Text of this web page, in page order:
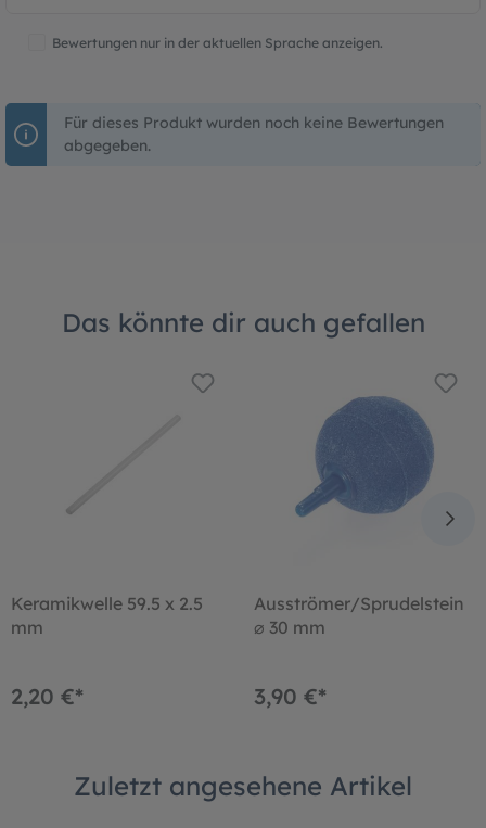
Bewertungen nur in der aktuellen Sprache anzeigen.
Für dieses Produkt wurden noch keine Bewertungen
abgegeben.
Das könnte dir auch gefallen
Keramikwelle 59.5 x 2.5
mm
2,20 €*
Ausströmer/Sprudelstein
⌀ 30 mm
3,90 €*
Zuletzt angesehene Artikel